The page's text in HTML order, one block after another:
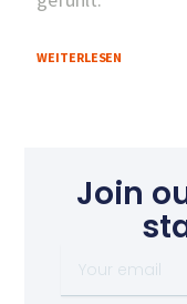
WEITERLESEN
Join
email